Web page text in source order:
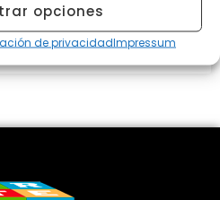
opciones
de privacidadImpressum